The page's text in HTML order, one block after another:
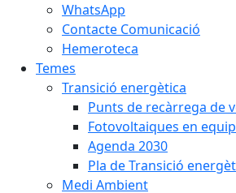
WhatsApp
Contacte Comunicació
Hemeroteca
Temes
Transició energètica
Punts de recàrrega de
Fotovoltaiques en
Agenda 2030
Pla de Transició
Medi Ambient